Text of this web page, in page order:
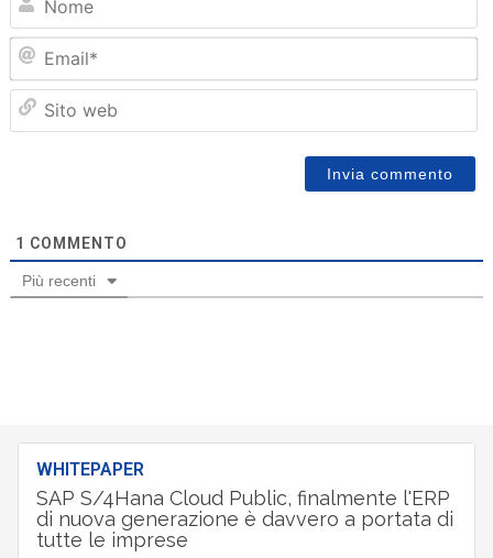
1 COMMENTO
Più recenti
WHITEPAPER
SAP S/4Hana Cloud Public, finalmente l'ERP
di nuova generazione è davvero a portata di
tutte le imprese